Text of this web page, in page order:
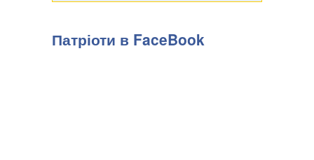
Патріоти в FaceBook